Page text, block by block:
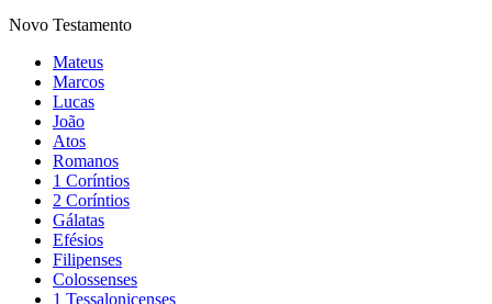
Novo Testamento
Mateus
Marcos
Lucas
João
Atos
Romanos
1 Coríntios
2 Coríntios
Gálatas
Efésios
Filipenses
Colossenses
1 Tessalonicenses